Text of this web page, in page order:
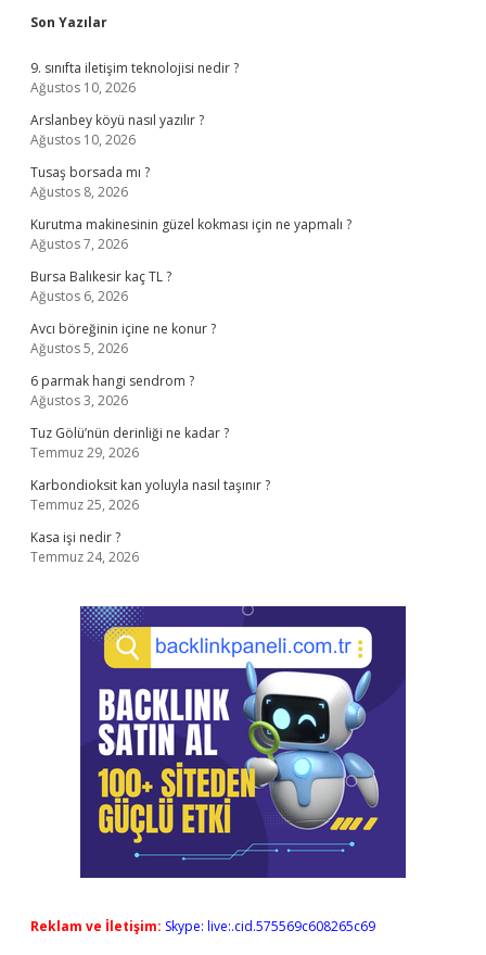
Sidebar
Son Yazılar
9. sınıfta iletişim teknolojisi nedir ?
Ağustos 10, 2026
Arslanbey köyü nasıl yazılır ?
Ağustos 10, 2026
Tusaş borsada mı ?
Ağustos 8, 2026
Kurutma makinesinin güzel kokması için ne yapmalı ?
Ağustos 7, 2026
Bursa Balıkesir kaç TL ?
Ağustos 6, 2026
Avcı böreğinin içine ne konur ?
Ağustos 5, 2026
6 parmak hangi sendrom ?
Ağustos 3, 2026
Tuz Gölü’nün derinliği ne kadar ?
Temmuz 29, 2026
Karbondioksit kan yoluyla nasıl taşınır ?
Temmuz 25, 2026
Kasa işi nedir ?
Temmuz 24, 2026
Reklam ve İletişim: Skype: live:.cid.575569c608265c69